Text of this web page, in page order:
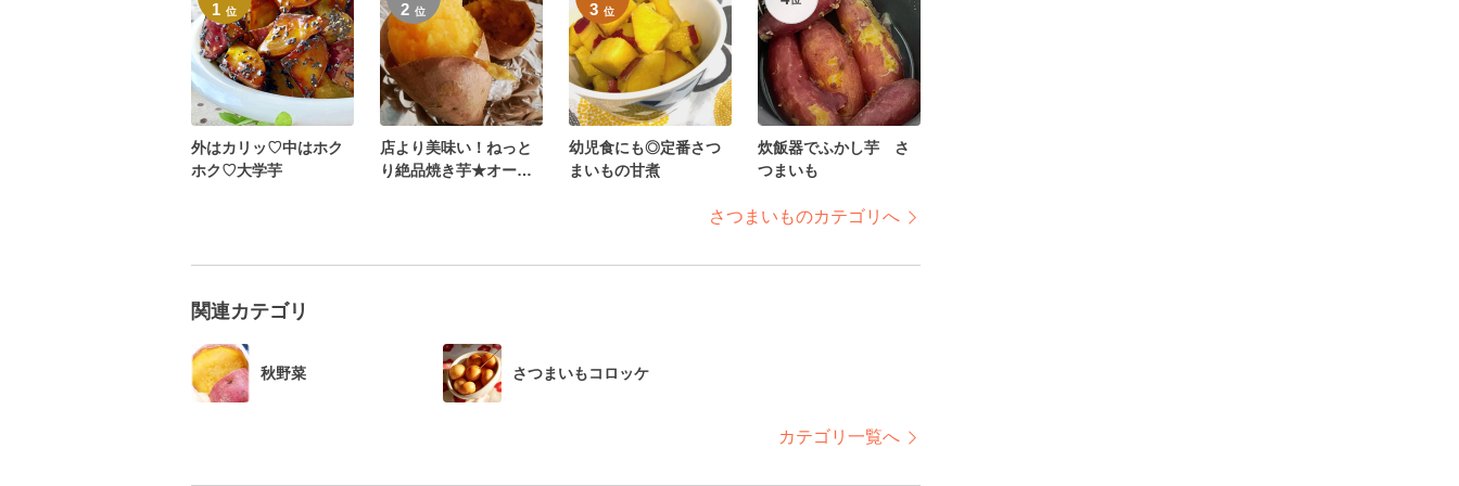
1位
外はカリッ♡中はホク
ホク♡大学芋
2位
店より美味い！ねっと
り絶品焼き芋★オーブ
3位
幼児食にも◎定番さつ
まいもの甘煮
炊飯器でふかし芋 さ
つまいも
さつまいものカテゴリへ
関連カテゴリ
秋野菜 さつまいもコロッケ
カテゴリ一覧へ